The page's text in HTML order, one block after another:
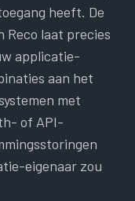
heeft. De
Reco laat precies
applicatie-
aan het
met
of API-
eigenaar zou